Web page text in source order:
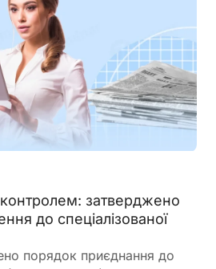
контролем: затверджено
до спеціалізованої
порядок приєднання до